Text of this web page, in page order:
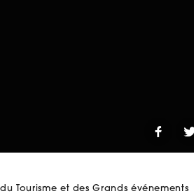
Tourisme et des Grands événements